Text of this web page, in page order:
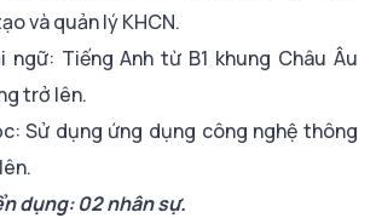
và quản lý KHCN.
ngữ: Tiếng Anh từ B1 khung Châu Âu
trở lên.
Sử dụng ứng dụng công nghệ thông
dụng: 02 nhân sự.